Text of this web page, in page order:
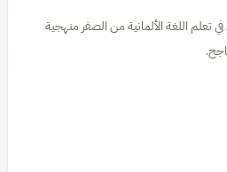
تعلم اللغة الألمانية من الصفر منهجية